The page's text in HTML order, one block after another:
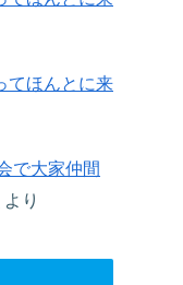
てほんとに来
で大家仲間
より